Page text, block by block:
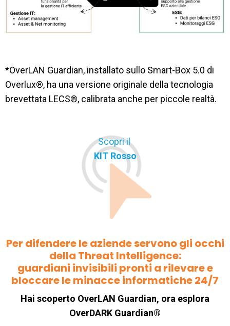
*OverLAN Guardian, installato sullo Smart-Box 5.0 di
Overlux®, ha una versione originale della tecnologia
brevettata LECS®, calibrata anche per piccole realtà.
Scopri il
KIT Rosso
Per difendere le aziende servono gli occhi
della Threat Intelligence:
guardiani invisibili pronti a rilevare e
bloccare le minacce informatiche 24/7
Hai scoperto OverLAN Guardian, ora esplora
OverDARK Guardian®